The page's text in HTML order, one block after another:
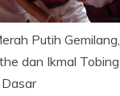
Putih Gemilang,
dan Ikmal Tobing